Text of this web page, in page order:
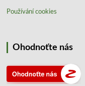
Používání cookies
Ohodnoťte nás